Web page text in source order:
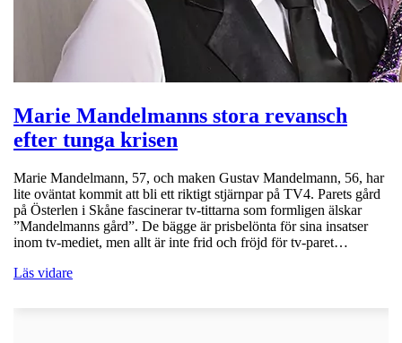
Marie Mandelmanns stora revansch
efter tunga krisen
Marie Mandelmann, 57, och maken Gustav Mandelmann, 56, har
lite oväntat kommit att bli ett riktigt stjärnpar på TV4. Parets gård
på Österlen i Skåne fascinerar tv-tittarna som formligen älskar
”Mandelmanns gård”. De bägge är prisbelönta för sina insatser
inom tv-mediet, men allt är inte frid och fröjd för tv-paret…
Läs vidare